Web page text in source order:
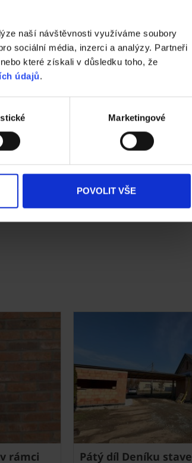
naší návštěvnosti využíváme soubory
sociální média, inzerci a analýzy. Partneři
které získali v důsledku toho, že
údajů.
Marketingové
POVOLIT VŠE
rámci
Pátý díl Deníku